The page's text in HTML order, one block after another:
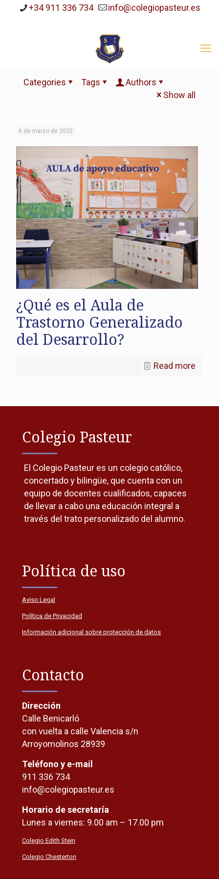
+34 911 336 734 info@colegiopasteur.es
Categories Tags
Authors
Show all
6 de marzo de 2020
¿Qué es el Aula de
Trastorno Generalizado
del Desarrollo?
Read more
Colegio Pasteur
El Colegio Pasteur es un colegio católico,
concertado y bilingüe, que cuenta con un
equipo de docentes cualificados, capaces
de llevar a cabo una educación integral a
través del trato personalizado del alumno.
Política de uso
Aviso Legal
Política de Privacidad
Información adicional sobre protección de datos
Contacto
Dirección
Calle Benicarló
con vuelta a calle Valencia s/n
Arroyomolinos 28939
Teléfono y e-mail
911 336 734
info@colegiopasteur.es
Horario de secretaría
Lunes a viernes: 9.00 am – 17.00 pm
Colegio Edith Stein
Colegio Chesterton